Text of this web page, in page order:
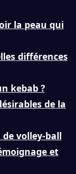
la peau qui
différences
kebab ?
de la
volley-ball
et